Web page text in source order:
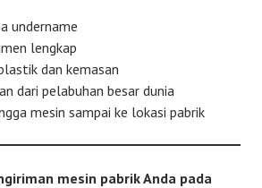
undername
lengkap
dan kemasan
dari pelabuhan besar dunia
mesin sampai ke lokasi pabrik
mesin pabrik Anda pada